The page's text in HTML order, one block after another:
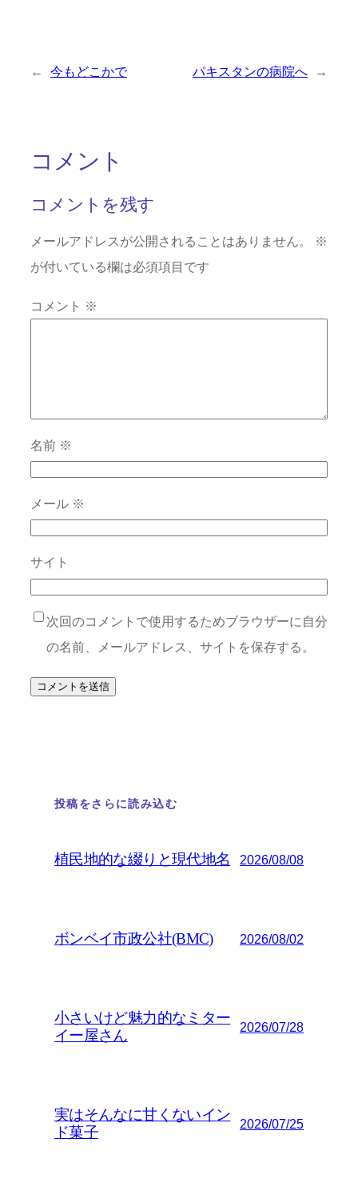
← 今もどこかで パキスタンの病院へ →
コメント
コメントを残す
メールアドレスが公開されることはありません。
※
が付いている欄は必須項目です
コメント ※
名前 ※
メール ※
サイト
次回のコメントで使用するためブラウザーに自分
の名前、メールアドレス、サイトを保存する。
投稿をさらに読み込む
植民地的な綴りと現代地名 2026/08/08
ボンベイ市政公社(BMC) 2026/08/02
小さいけど魅力的なミター
イー屋さん
2026/07/28
実はそんなに甘くないイン
ド菓子
2026/07/25